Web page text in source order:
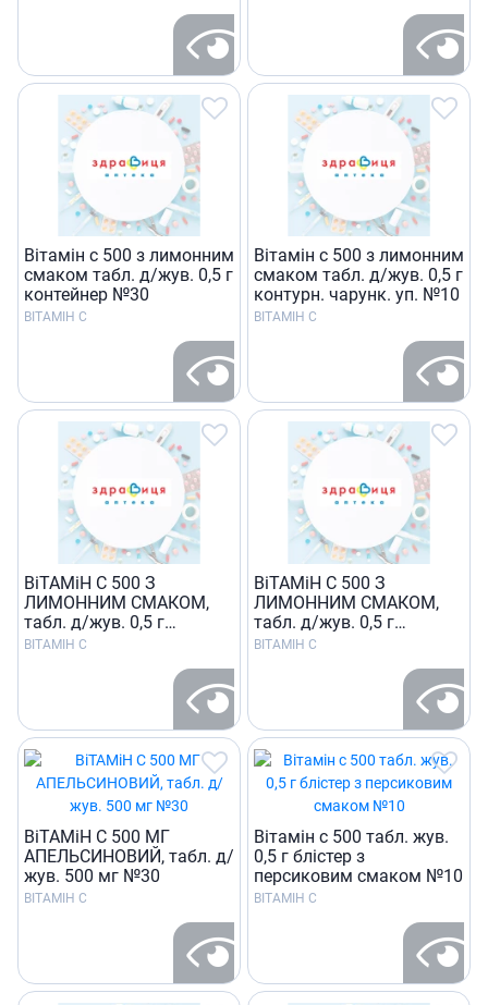
Вiтамiн c 500 з лимонним
смаком табл. д/жув. 0,5 г
контейнер №30
ВІТАМІН С
Вiтамiн c 500 з лимонним
смаком табл. д/жув. 0,5 г
контурн. чарунк. уп. №10
ВІТАМІН С
ВiТАМiН C 500 З
ЛИМОННИМ СМАКОМ,
табл. д/жув. 0,5 г
контейнер №30
ВІТАМІН С
ВiТАМiН C 500 З
ЛИМОННИМ СМАКОМ,
табл. д/жув. 0,5 г
контурн. чарунк. уп. №10
ВІТАМІН С
ВiТАМiН C 500 МГ
АПЕЛЬСИНОВИЙ, табл. д/
жув. 500 мг №30
ВІТАМІН С
Вiтамiн c 500 табл. жув.
0,5 г блiстер з
персиковим смаком №10
ВІТАМІН С